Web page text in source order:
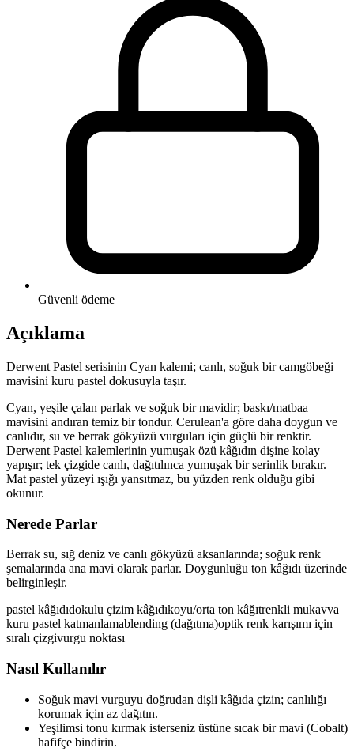
Güvenli ödeme
Açıklama
Derwent Pastel serisinin Cyan kalemi; canlı, soğuk bir camgöbeği
mavisini kuru pastel dokusuyla taşır.
Cyan, yeşile çalan parlak ve soğuk bir mavidir; baskı/matbaa
mavisini andıran temiz bir tondur. Cerulean'a göre daha doygun ve
canlıdır, su ve berrak gökyüzü vurguları için güçlü bir renktir.
Derwent Pastel kalemlerinin yumuşak özü kâğıdın dişine kolay
yapışır; tek çizgide canlı, dağıtılınca yumuşak bir serinlik bırakır.
Mat pastel yüzeyi ışığı yansıtmaz, bu yüzden renk olduğu gibi
okunur.
Nerede Parlar
Berrak su, sığ deniz ve canlı gökyüzü aksanlarında; soğuk renk
şemalarında ana mavi olarak parlar. Doygunluğu ton kâğıdı üzerinde
belirginleşir.
pastel kâğıdıdokulu çizim kâğıdıkoyu/orta ton kâğıtrenkli mukavva
kuru pastel katmanlamablending (dağıtma)optik renk karışımı için
sıralı çizgivurgu noktası
Nasıl Kullanılır
Soğuk mavi vurguyu doğrudan dişli kâğıda çizin; canlılığı
korumak için az dağıtın.
Yeşilimsi tonu kırmak isterseniz üstüne sıcak bir mavi (Cobalt)
hafifçe bindirin.